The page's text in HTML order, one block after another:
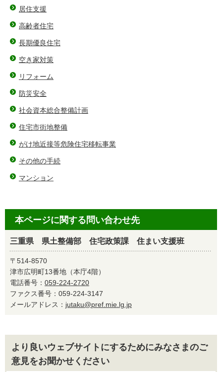
居住支援
高齢者住宅
長期優良住宅
空き家対策
リフォーム
防災安全
社会資本総合整備計画
住宅市街地整備
がけ地近接等危険住宅移転事業
その他の手続
マンション
本ページに関する問い合わせ先
三重県 県土整備部 住宅政策課 住まい支援班
〒514-8570
津市広明町13番地（本庁4階）
電話番号： 059-224-2720
ファクス番号：059-224-3147
メールアドレス： jutaku@pref.mie.lg.jp
より良いウェブサイトにするためにみなさまのご
意見をお聞かせください